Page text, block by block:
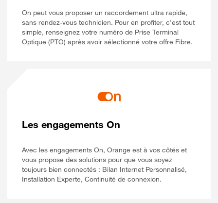
On peut vous proposer un raccordement ultra rapide,
sans rendez-vous technicien. Pour en profiter, c’est tout
simple, renseignez votre numéro de Prise Terminal
Optique (PTO) après avoir sélectionné votre offre Fibre.
Les engagements On
Avec les engagements On, Orange est à vos côtés et
vous propose des solutions pour que vous soyez
toujours bien connectés : Bilan Internet Personnalisé,
Installation Experte, Continuité de connexion.